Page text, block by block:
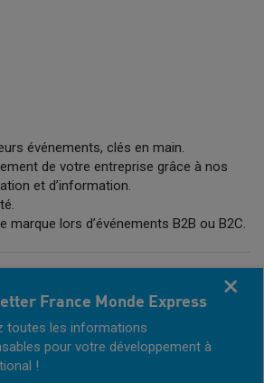
événements, clés en main.
de votre entreprise grâce à nos
et d’information.
marque lors d’événements B2B ou B2C.
France Monde Express
toutes les informations
pour votre développement à
!